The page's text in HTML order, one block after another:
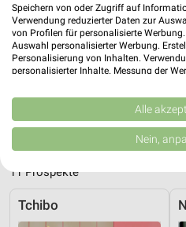
alles zur H&M Filiale in Berlin.
Du Dir in den neuesten
schönes Schnäppchen gefunden
Routen-Funktion den schnellsten
Mode & Bekleidung
11 Prospekte
Tchibo
Speichern von oder Zugriff auf
Verwendung reduzierter Daten zur
von Profilen für personalisierte
Auswahl personalisierter Werbung.
Personalisierung von Inhalten.
personalisierter Inhalte. Messung der
Kombinationen von Daten aus
Verbesserung der Angebote.
von Inhalten.
Daten können außerhalb der
USA gesendet werden.
Website/App.
Alle
Nein,